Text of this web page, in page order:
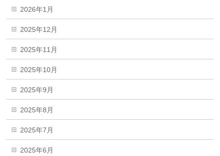
2026年1月
2025年12月
2025年11月
2025年10月
2025年9月
2025年8月
2025年7月
2025年6月